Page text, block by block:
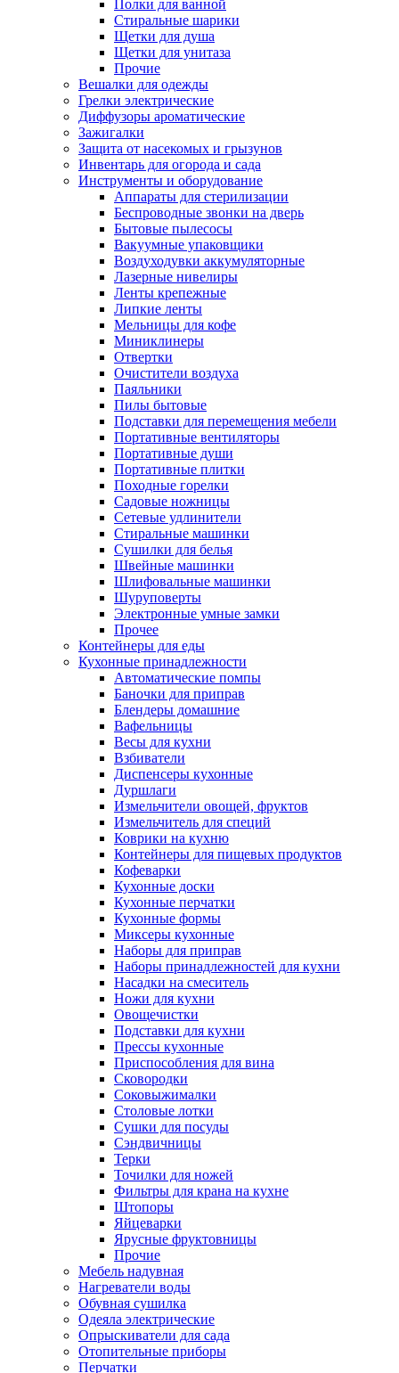
Полки для ванной
Стиральные шарики
Щетки для душа
Щетки для унитаза
Прочие
Вешалки для одежды
Грелки электрические
Диффузоры ароматические
Зажигалки
Защита от насекомых и грызунов
Инвентарь для огорода и сада
Инструменты и оборудование
Аппараты для стерилизации
Беспроводные звонки на дверь
Бытовые пылесосы
Вакуумные упаковщики
Воздуходувки аккумуляторные
Лазерные нивелиры
Ленты крепежные
Липкие ленты
Мельницы для кофе
Миниклинеры
Отвертки
Очистители воздуха
Паяльники
Пилы бытовые
Подставки для перемещения мебели
Портативные вентиляторы
Портативные души
Портативные плитки
Походные горелки
Садовые ножницы
Сетевые удлинители
Стиральные машинки
Сушилки для белья
Швейные машинки
Шлифовальные машинки
Шуруповерты
Электронные умные замки
Прочее
Контейнеры для еды
Кухонные принадлежности
Автоматические помпы
Баночки для приправ
Блендеры домашние
Вафельницы
Весы для кухни
Взбиватели
Диспенсеры кухонные
Дуршлаги
Измельчители овощей, фруктов
Измельчитель для специй
Коврики на кухню
Контейнеры для пищевых продуктов
Кофеварки
Кухонные доски
Кухонные перчатки
Кухонные формы
Миксеры кухонные
Наборы для приправ
Наборы принадлежностей для кухни
Насадки на смеситель
Ножи для кухни
Овощечистки
Подставки для кухни
Прессы кухонные
Приспособления для вина
Сковородки
Соковыжималки
Столовые лотки
Сушки для посуды
Сэндвичницы
Терки
Точилки для ножей
Фильтры для крана на кухне
Штопоры
Яйцеварки
Ярусные фруктовницы
Прочие
Мебель надувная
Нагреватели воды
Обувная сушилка
Одеяла электрические
Опрыскиватели для сада
Отопительные приборы
Перчатки